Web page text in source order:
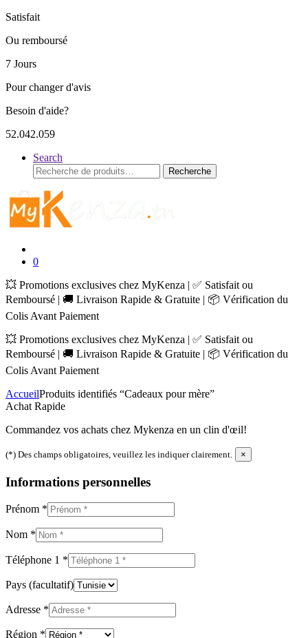
Satisfait
Ou remboursé
7 Jours
Pour changer d'avis
Besoin d'aide?
52.042.059
Search
Recherche
pour :
Recherche
0
💥 Promotions exclusives chez MyKenza | ✅ Satisfait ou
Remboursé | 🚚 Livraison Rapide & Gratuite | 📦 Vérification du
Colis Avant Paiement
💥 Promotions exclusives chez MyKenza | ✅ Satisfait ou
Remboursé | 🚚 Livraison Rapide & Gratuite | 📦 Vérification du
Colis Avant Paiement
AccueilProduits identifiés “Cadeaux pour mère”
Achat Rapide
Commandez vos achats chez Mykenza en un clin d'œil!
(*) Des champs obligatoires, veuillez les indiquer clairement. ×
Informations personnelles
Prénom *
Nom *
Téléphone 1 *
Pays (facultatif)
Adresse *
Région *